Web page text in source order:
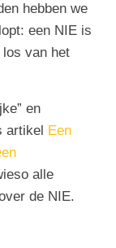
hebben we
een NIE is
van het
en
artikel Een
alle
de NIE.